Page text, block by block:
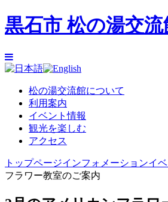
黒石市 松の湯交流
松の湯交流館について
利用案内
イベント情報
観光を楽しむ
アクセス
トップページインフォメーションイ
フラワー教室のご案内